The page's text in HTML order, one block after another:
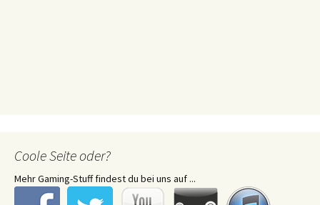
Coole Seite oder?
Mehr Gaming-Stuff findest du bei uns auf ...